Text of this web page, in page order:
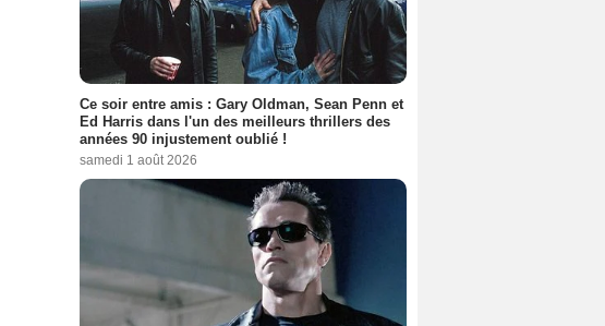
Ce soir entre amis : Gary Oldman, Sean Penn et
Ed Harris dans l'un des meilleurs thrillers des
années 90 injustement oublié !
samedi 1 août 2026